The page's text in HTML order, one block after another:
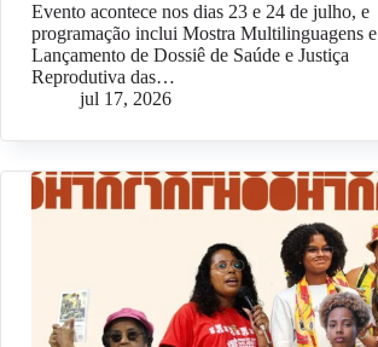
Evento acontece nos dias 23 e 24 de julho, e
programação inclui Mostra Multilinguagens e
Lançamento de Dossiê de Saúde e Justiça
Reprodutiva das…
jul 17, 2026